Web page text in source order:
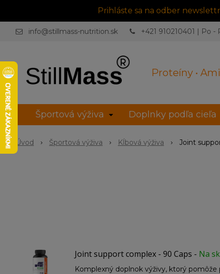
Prihláste sa na odber
Proteíny •
info@stillmass-nutrition.sk +421 910210401 | Po -
Športová výživa Doplnky podľa cieľa
Úvod Športová výživa Kĺbová výživa Joint
Joint support complex - 90 Caps - Na
Komplexný doplnok výživy, ktorý